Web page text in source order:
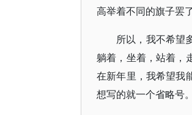
高举着不同的旗子罢
所以，我不希望
躺着，坐着，站着，
在新年里，我希望我
想写的就一个省略号。